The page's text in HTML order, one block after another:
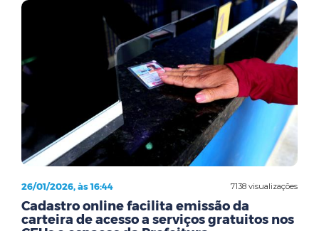
7138 visualizações
26/01/2026, às 16:44
Cadastro online facilita emissão da
carteira de acesso a serviços gratuitos nos